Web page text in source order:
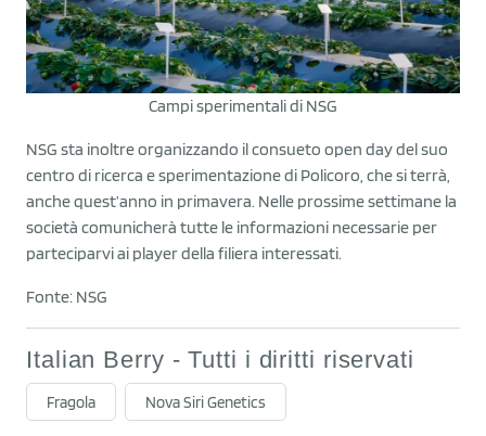
Campi sperimentali di NSG
NSG sta inoltre organizzando il consueto open day del suo
centro di ricerca e sperimentazione di Policoro, che si terrà,
anche quest’anno in primavera. Nelle prossime settimane la
società comunicherà tutte le informazioni necessarie per
parteciparvi ai player della filiera interessati.
Fonte: NSG
Italian Berry - Tutti i diritti riservati
Fragola Nova Siri Genetics